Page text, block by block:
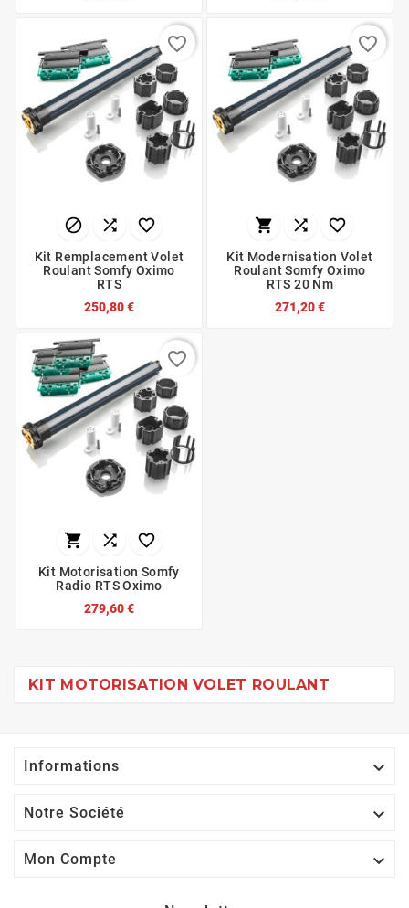
  
Kit Remplacement Volet
Roulant Somfy Oximo
RTS
250,80 €
favorite_border
  
Kit Modernisation Volet
Roulant Somfy Oximo
RTS 20 Nm
271,20 €
favorite_border
  
Kit Motorisation Somfy
Radio RTS Oximo
279,60 €
favorite_border
KIT MOTORISATION VOLET ROULANT
Informations 
Notre Société 
Mon Compte 